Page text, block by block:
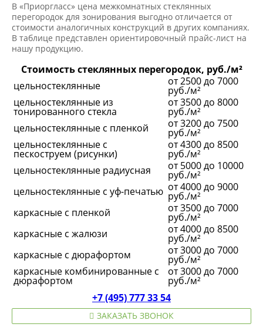
В «Приоргласс» цена межкомнатных стеклянных
перегородок для зонирования выгодно отличается от
стоимости аналогичных конструкций в других компаниях.
В таблице представлен ориентировочный прайс-лист на
нашу продукцию.
Стоимость стеклянных перегородок, руб./м²
цельностеклянные
от 2500 до 7000
руб./м²
цельностеклянные из
тонированного стекла
от 3500 до 8000
руб./м²
цельностеклянные с пленкой
от 3200 до 7500
руб./м²
цельностеклянные с
пескоструем (рисунки)
от 4300 до 8500
руб./м²
цельностеклянные радиусная
от 5000 до 10000
руб./м²
цельностеклянные с уф-печатью от 4000 до 9000
руб./м²
каркасные с пленкой
от 3500 до 7000
руб./м²
каркасные с жалюзи
от 4000 до 8500
руб./м²
каркасные с дюрафортом
от 3000 до 7000
руб./м²
каркасные комбинированные с
дюрафортом
от 3000 до 7000
руб./м²
+7 (495) 777 33 54
ЗАКАЗАТЬ ЗВОНОК